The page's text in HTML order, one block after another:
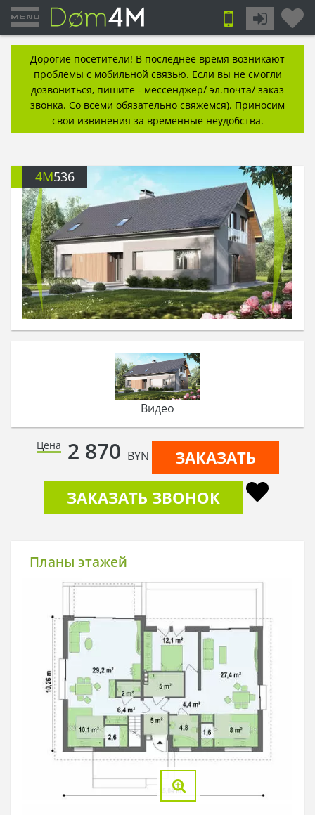
Дорогие посетители! В последнее время возникают
проблемы с мобильной связью. Если вы не смогли
дозвониться, пишите - мессенджер/ эл.почта/ заказ
звонка. Со всеми обязательно свяжемся). Приносим
свои извинения за временные неудобства.
4M536
Видео
Цена 2 870 BYN
ЗАКАЗАТЬ
ЗАКАЗАТЬ ЗВОНОК
Планы этажей